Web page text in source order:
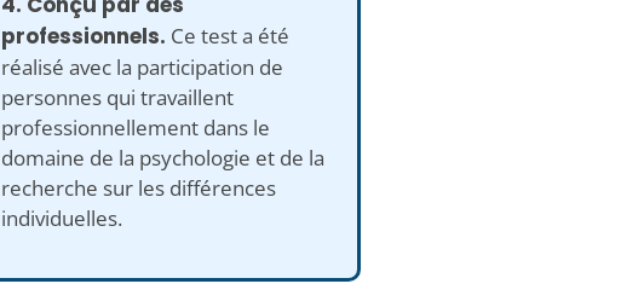
professionnels. Ce test a été
réalisé avec la participation de
personnes qui travaillent
professionnellement dans le
domaine de la psychologie et de la
recherche sur les différences
individuelles.